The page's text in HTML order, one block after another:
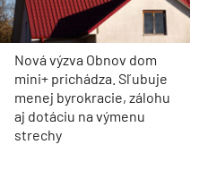
Nová výzva Obnov dom
mini+ prichádza. Sľubuje
menej byrokracie, zálohu
aj dotáciu na výmenu
strechy